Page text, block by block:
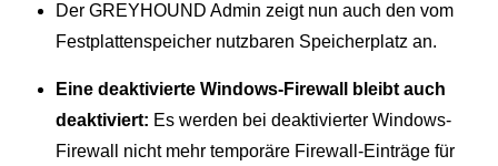
Der GREYHOUND Admin zeigt nun auch den vom
Festplattenspeicher nutzbaren Speicherplatz an.
Eine deaktivierte Windows-Firewall bleibt auch
deaktiviert: Es werden bei deaktivierter Windows-
Firewall nicht mehr temporäre Firewall-Einträge für